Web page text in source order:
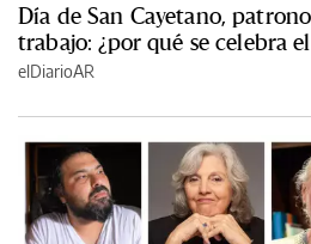
Día de San Cayetano,
trabajo: ¿por qué se celebra
elDiarioAR